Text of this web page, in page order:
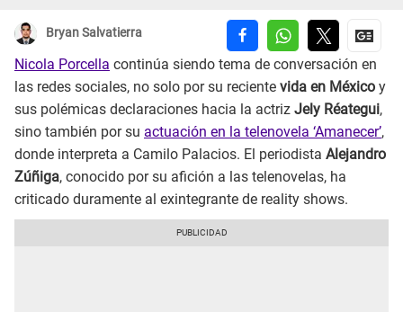
Bryan Salvatierra
Nicola Porcella continúa siendo tema de conversación en
las redes sociales, no solo por su reciente vida en México y
sus polémicas declaraciones hacia la actriz Jely Réategui,
sino también por su actuación en la telenovela ‘Amanecer’,
donde interpreta a Camilo Palacios. El periodista Alejandro
Zúñiga, conocido por su afición a las telenovelas, ha
criticado duramente al exintegrante de reality shows.